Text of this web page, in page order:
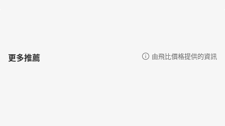
更多推薦 由飛比價格提供的資訊